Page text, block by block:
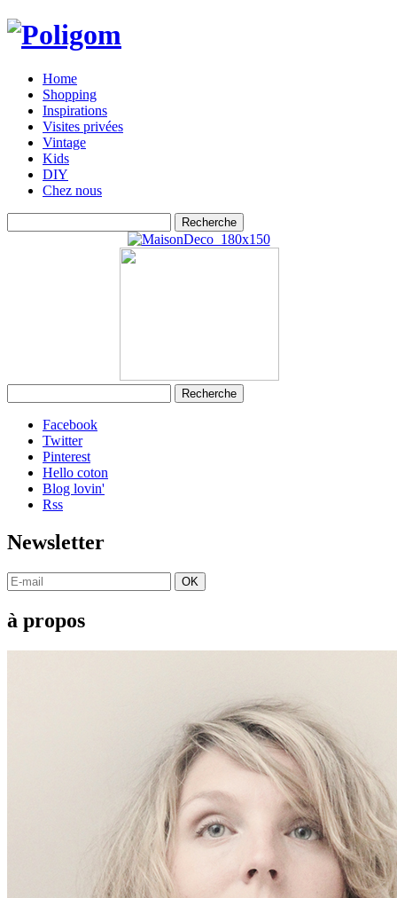
Home
Shopping
Inspirations
Visites privées
Vintage
Kids
DIY
Chez nous
Facebook
Twitter
Pinterest
Hello coton
Blog lovin'
Rss
Newsletter
OK
à propos